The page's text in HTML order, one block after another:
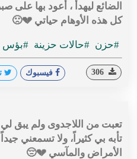
الضائع ليهدأ ، أعود بها على
كل هذه الأوهام حياتي 💔🙁
#حزن #حالات حزينة #بؤس
فيسبوك
تعبت من اللاجدوى ولم يبق لي
تأبه بي كثيراً، ولا تسمعني
الأمراض والمآسي 💔😔